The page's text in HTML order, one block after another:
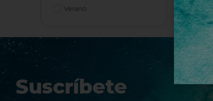
Verano
Suscríbete